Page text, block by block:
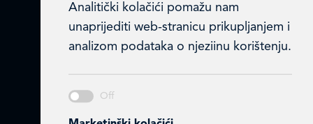
OIB 07179054100
Matični broj (MB): 4938763
Prodajni centri
Analitički kolačići pomažu nam
unaprijediti web-stranicu prikupljanjem i
analizom podataka o njeziinu korištenju.